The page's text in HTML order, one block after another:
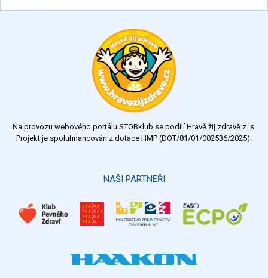
Na provozu webového portálu STOBklub se podílí Hravě žij zdravě z. s.
Projekt je spolufinancován z dotace HMP (DOT/81/01/002536/2025).
NAŠI PARTNEŘI